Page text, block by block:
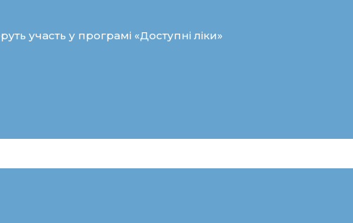
участь у програмі «Доступні ліки»